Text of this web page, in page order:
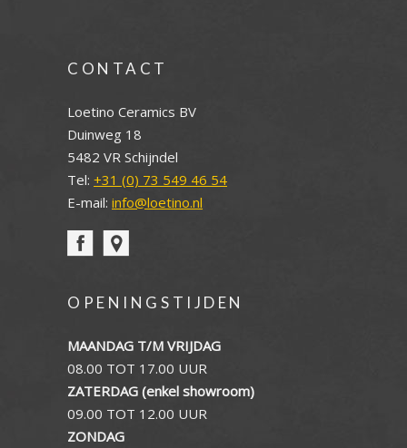
CONTACT
Loetino Ceramics BV
Duinweg 18
5482 VR Schijndel
Tel: +31 (0) 73 549 46 54
E-mail: info@loetino.nl
OPENINGSTIJDEN
MAANDAG T/M VRIJDAG
08.00 TOT 17.00 UUR
ZATERDAG (enkel showroom)
09.00 TOT 12.00 UUR
ZONDAG